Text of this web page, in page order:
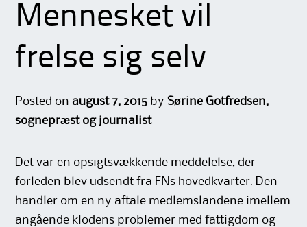
Mennesket vil
frelse sig selv
Posted on august 7, 2015 bySørine Gotfredsen,
sognepræst og journalist
Det var en opsigtsvækkende meddelelse, der
forleden blev udsendt fra FNs hovedkvarter. Den
handler om en ny aftale medlemslandene imellem
angående klodens problemer med fattigdom og